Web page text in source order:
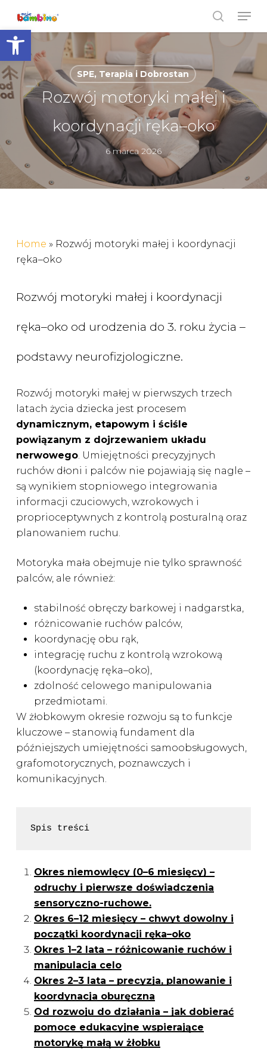
Open toolbar
main
content
SPE, Terapia i Dobrostan
Rozwój motoryki małej i
koordynacji ręka–oko
6 marca 2026
Home » Rozwój motoryki małej i koordynacji
ręka–oko
Rozwój motoryki małej i koordynacji
ręka–oko od urodzenia do 3. roku życia –
podstawy neurofizjologiczne.
Rozwój motoryki małej w pierwszych trzech
latach życia dziecka jest procesem
dynamicznym, etapowym i ściśle
powiązanym z dojrzewaniem układu
nerwowego. Umiejętności precyzyjnych
ruchów dłoni i palców nie pojawiają się nagle –
są wynikiem stopniowego integrowania
informacji czuciowych, wzrokowych i
proprioceptywnych z kontrolą posturalną oraz
planowaniem ruchu.
Motoryka mała obejmuje nie tylko sprawność
palców, ale również:
stabilność obręczy barkowej i nadgarstka,
różnicowanie ruchów palców,
koordynację obu rąk,
integrację ruchu z kontrolą wzrokową
(koordynację ręka–oko),
zdolność celowego manipulowania
przedmiotami.
W żłobkowym okresie rozwoju są to funkcje
kluczowe – stanowią fundament dla
późniejszych umiejętności samoobsługowych,
grafomotorycznych, poznawczych i
komunikacyjnych.
Spis treści
Okres niemowlęcy (0–6 miesięcy) –
odruchy i pierwsze doświadczenia
sensoryczno-ruchowe.
Okres 6–12 miesięcy – chwyt dowolny i
początki koordynacji ręka–oko
Okres 1–2 lata – różnicowanie ruchów i
manipulacja celo
Okres 2–3 lata – precyzja, planowanie i
koordynacja oburęczna
Od rozwoju do działania – jak dobierać
pomoce edukacyjne wspierające
motorykę małą w żłobku
Close